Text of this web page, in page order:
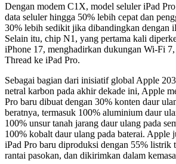
Dengan modem C1X, model seluler iPad
data seluler hingga 50% lebih cepat dan
30% lebih sedikit jika dibandingkan dengan
Selain itu, chip N1, yang pertama kali
iPhone 17, menghadirkan dukungan Wi-Fi
Thread ke iPad Pro.
Sebagai bagian dari inisiatif global Apple
netral karbon pada akhir dekade ini, Apple
Pro baru dibuat dengan 30% konten daur
beratnya, termasuk 100% aluminium daur
100% unsur tanah jarang daur ulang pada
100% kobalt daur ulang pada baterai. Apple
iPad Pro baru diproduksi dengan 55% listrik
rantai pasokan, dan dikirimkan dalam